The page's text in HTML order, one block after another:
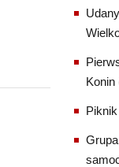
Konin